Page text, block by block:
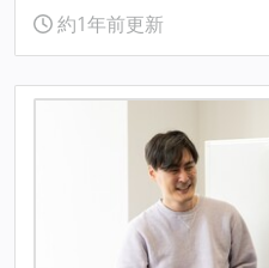
約1年前更新